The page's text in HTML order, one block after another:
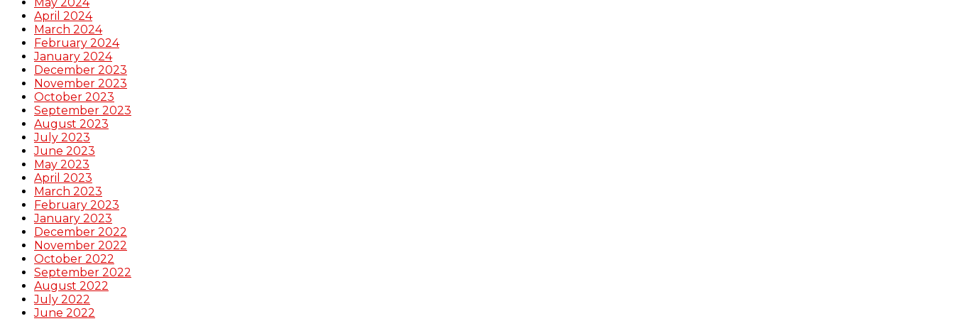
May 2024
April 2024
March 2024
February 2024
January 2024
December 2023
November 2023
October 2023
September 2023
August 2023
July 2023
June 2023
May 2023
April 2023
March 2023
February 2023
January 2023
December 2022
November 2022
October 2022
September 2022
August 2022
July 2022
June 2022